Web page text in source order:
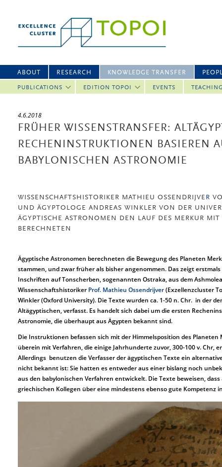
ABOUT RESEARCH KNOWLEDGE TRANSFER
PUBLICATIONS EDITION TOPOI EVENTS
4.6.2018
FRÜHER WISSENSTRANSFER:
RECHENINSTRUKTIONEN BASIEREN
BABYLONISCHEN ASTRONOMIE
WISSENSCHAFTSHISTORIKER MATHIEU OSSENDRIJVE R
UND ÄGYPTOLOGE ANDREAS WINKLER VON DER
ÄGYPTISCHE ASTRONOMEN DEN LAUF DES MERKUR
BERECHNETEN
Ägyptische Astronomen berechneten die Bewegung des Planeten
stammen, und zwar früher als bisher angenommen. Das zeigt
Inschriften auf Tonscherben, sogenannten Ostraka, aus dem
Wissenschaftshistoriker Prof. Mathieu Ossendrijver(Exzellenzcluster
Winkler (Oxford University). Die Texte wurden ca. 1-50 n. Chr. in der
Altägyptischen, verfasst. Es handelt sich dabei um die ersten
Astronomie, die überhaupt aus Ägypten bekannt sind.
Die Instruktionen befassen sich mit der Himmelsposition des
überein mit Verfahren, die einige Jahrhunderte zuvor, 300-100 v. Chr,
Allerdings benutzen die Verfasser der ägyptischen Texte ein
nicht bekannt ist: Sie hatten es entweder aus einer bislang noch
aus den babylonischen Verfahren entwickelt. Die Texte beweisen,
griechischen Kollegen über eine mindestens ebenso gute Kompetenz